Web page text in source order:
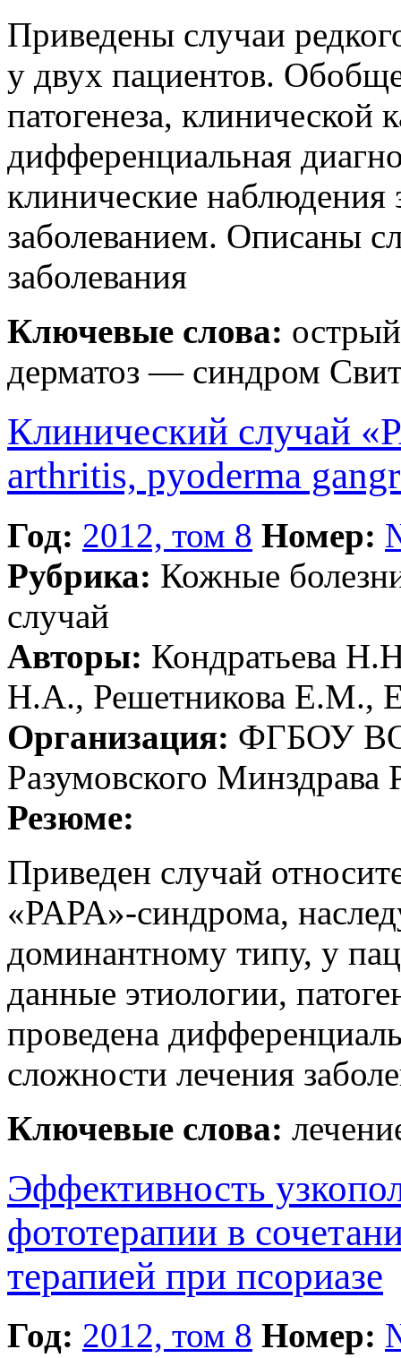
Приведены случаи
у двух пациентов.
патогенеза, клинической
дифференциальная
клинические
заболеванием. Описаны
заболевания
Ключевые слова:
дерматоз — синдром
Клинический случай
arthritis, pyoderma
Год: 2012, том 8 Номер:
Рубрика: Кожные
случай
Авторы: Кондратьева
Н.А., Решетникова
Организация: ФГБОУ
Разумовского Минздрава
Резюме:
Приведен случай
«PAPA»-синдрома,
доминантному типу, у
данные этиологии,
проведена
сложности лечения
Ключевые слова:
Эффективность
фототерапии в
терапией при псориазе
Год: 2012, том 8 Номер: